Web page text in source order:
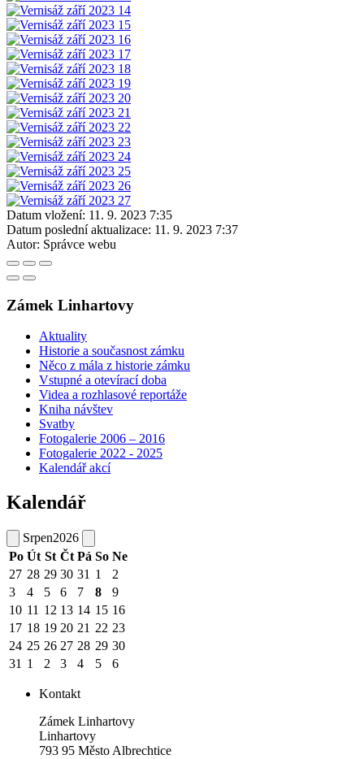
Datum vložení: 11. 9. 2023 7:35
Datum poslední aktualizace: 11. 9. 2023 7:37
Autor: Správce webu
Zámek Linhartovy
Aktuality
Historie a současnost zámku
Něco z mála z historie zámku
Vstupné a otevírací doba
Videa a rozhlasové reportáže
Kniha návštev
Svatby
Fotogalerie 2006 – 2016
Fotogalerie 2022 - 2025
Kalendář akcí
Kalendář
Srpen2026
Po Út St Čt Pá So Ne
27 28 29 30 31 1
2
3
4 5 6 7 8
9
10 11 12 13 14 15 16
17 18 19 20 21 22 23
24 25 26 27 28 29 30
31 1 2 3 4 5 6
Kontakt
Zámek Linhartovy
Linhartovy
793 95 Město Albrechtice